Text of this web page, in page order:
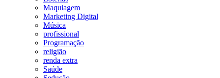
Maquiagem
Marketing Digital
Música
profissional
Programação
religião
renda extra
Saúde